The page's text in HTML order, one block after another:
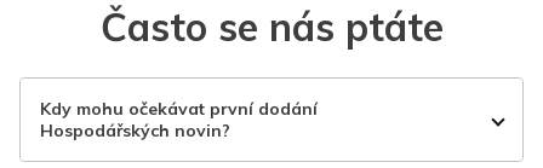
Často se nás ptáte
Kdy mohu očekávat první dodání
Hospodářských novin?